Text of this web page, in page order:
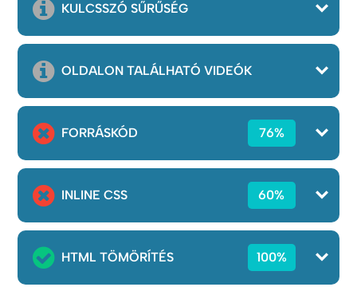
KULCSSZÓ SŰRŰSÉG
OLDALON TALÁLHATÓ VIDEÓK
FORRÁSKÓD 76%
INLINE CSS 60%
HTML TÖMÖRÍTÉS 100%